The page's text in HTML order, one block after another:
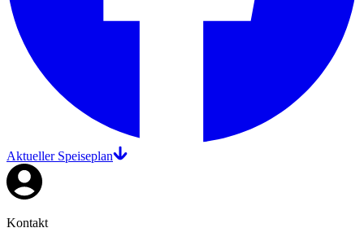
Aktueller Speiseplan
Kontakt